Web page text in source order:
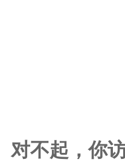
对不起，你